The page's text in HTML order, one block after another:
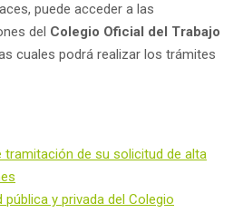
puede acceder a las
del Colegio Oficial del Trabajo
cuales podrá realizar los trámites
tramitación de su solicitud de alta
y privada del Colegio